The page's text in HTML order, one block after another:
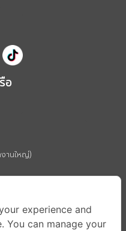
อ
านใหญ่)
กรุงเทพมหานคร 10330
experience and
You can manage your